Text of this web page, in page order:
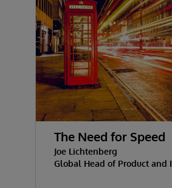
The Need for Speed
Joe Lichtenberg
Global Head of Product and